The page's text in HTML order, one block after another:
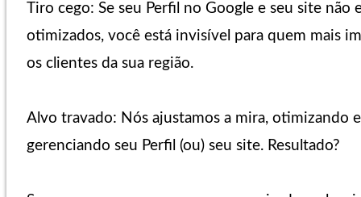
Tiro cego: Se seu Perfil no Google e seu site não
otimizados, você está invisível para quem mais
os clientes da sua região.
Alvo travado: Nós ajustamos a mira, otimizando e
gerenciando seu Perfil (ou) seu site. Resultado?